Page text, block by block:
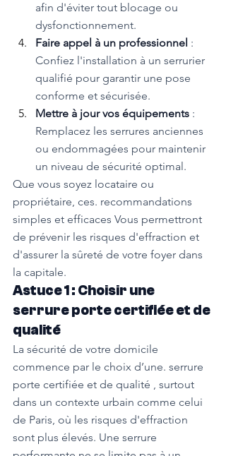
afin d'éviter tout blocage ou
dysfonctionnement.
Faire appel à un professionnel :
Confiez l'installation à un serrurier
qualifié pour garantir une pose
conforme et sécurisée.
Mettre à jour vos équipements :
Remplacez les serrures anciennes
ou endommagées pour maintenir
un niveau de sécurité optimal.
Que vous soyez locataire ou
propriétaire, ces. recommandations
simples et efficaces Vous permettront
de prévenir les risques d'effraction et
d'assurer la sûreté de votre foyer dans
la capitale.
Astuce 1 : Choisir une
serrure porte certifiée et de
qualité
La sécurité de votre domicile
commence par le choix d’une. serrure
porte certifiée et de qualité , surtout
dans un contexte urbain comme celui
de Paris, où les risques d'effraction
sont plus élevés. Une serrure